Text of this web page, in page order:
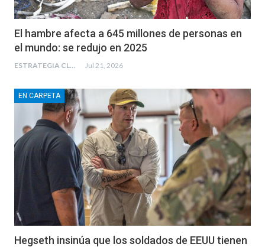
El hambre afecta a 645 millones de personas en
el mundo: se redujo en 2025
ESTRATEGIA CLAE Jul 21, 2026
EN CARPETA
Hegseth insinúa que los soldados de EEUU tienen